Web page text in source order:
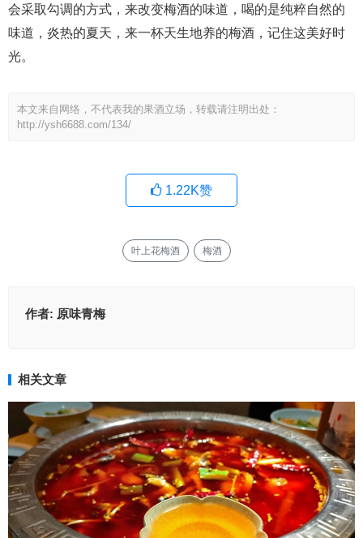
会采取勾调的方式，来改变梅酒的味道，喝的是纯粹自然的
味道，炎热的夏天，来一杯天生地养的梅酒，记住这美好时
光。
本文来自网络，不代表我的果酒立场，转载请注明出处：
http://ysh6688.com/134/
1.22K赞
叶上花梅酒 梅酒
作者: 原味青梅
相关文章